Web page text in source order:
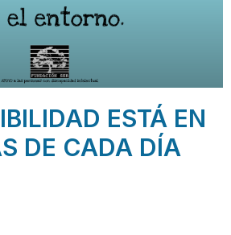
ESTÁ EN
DE CADA DÍA